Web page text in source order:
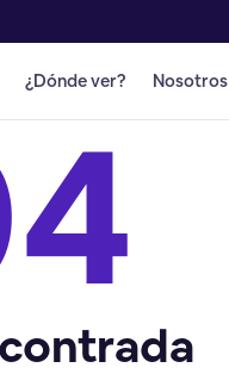
¿Dónde ver? Nosotros